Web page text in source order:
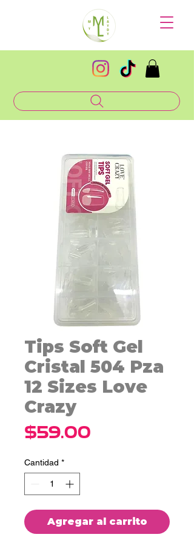
Tips Soft Gel
Cristal 504 Pza
12 Sizes Love
Crazy
$59.00
Cantidad *
Agregar al carrito